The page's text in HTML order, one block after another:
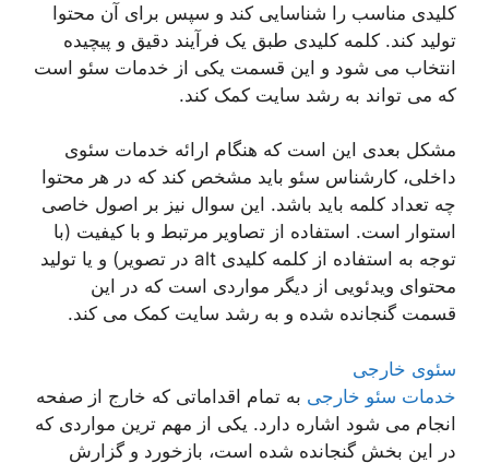
کلیدی مناسب را شناسایی کند و سپس برای آن محتوا
تولید کند. کلمه کلیدی طبق یک فرآیند دقیق و پیچیده
انتخاب می شود و این قسمت یکی از خدمات سئو است
که می تواند به رشد سایت کمک کند.
مشکل بعدی این است که هنگام ارائه خدمات سئوی
داخلی، کارشناس سئو باید مشخص کند که در هر محتوا
چه تعداد کلمه باید باشد. این سوال نیز بر اصول خاصی
استوار است. استفاده از تصاویر مرتبط و با کیفیت (با
توجه به استفاده از کلمه کلیدی alt در تصویر) و یا تولید
محتوای ویدئویی از دیگر مواردی است که در این
قسمت گنجانده شده و به رشد سایت کمک می کند.
سئوی خارجی
خدمات سئو خارجی به تمام اقداماتی که خارج از صفحه
انجام می شود اشاره دارد. یکی از مهم ترین مواردی که
در این بخش گنجانده شده است، بازخورد و گزارش